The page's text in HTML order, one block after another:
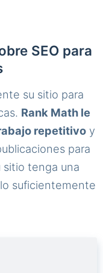
SEO para
su sitio para
Rank Math le
repetitivoy
para
sitio tenga una
suficientemente